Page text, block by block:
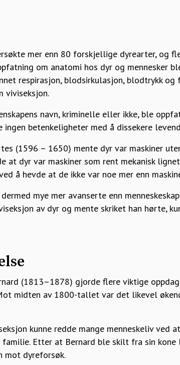
mer enn 80 forskjellige dyrearter, og
om anatomi hos dyr og mennesker
respirasjon, blodsirkulasjon, blodtrykk
viviseksjon.
navn, kriminelle eller ikke, ble
betenkeligheter med å dissekere
(1596 – 1650) mente dyr var maskiner
at dyr var maskiner som rent mekanisk
å hevde at de ikke var noe mer enn
mye mer avanserte enn
av dyr og mente skriket han hørte,
(1813–1878) gjorde flere viktige
midten av 1800-tallet var det likevel
kunne redde mange menneskeliv ved
Etter at Bernard ble skilt fra sin kone
mot dyreforsøk.